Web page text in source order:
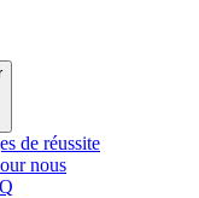
de réussite
nous